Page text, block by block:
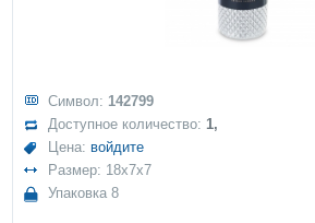
Символ: 142799
Доступное количество:1,
Цена: войдите
Размер: 18x7x7
Упаковка 8